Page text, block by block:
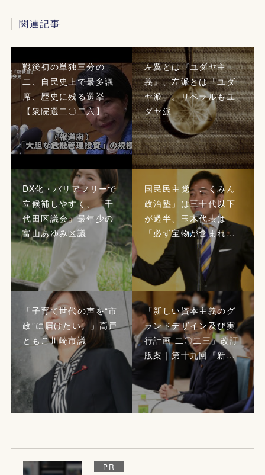
関連記事
戦後初の単独三分の
二、自民史上で最多議
席、歴史に残る選挙
【衆院選二〇二六】
左翼とは『ユダヤ主
義』、左派とは「ユダ
ヤ派」。リベラルもユ
ダヤ派
DX化・バリアフリーで
立候補しやすく、「千
代田区議会」最年少の
富山あゆみ区議
国民民主党「こくみん
政治塾」は三十代以下
が過半、玉木代表は
「必ず宝物が含まれ…
「子育て世代の声を“市
政”に届けたい。」高戸
ともこ川崎市議
「新しい資本主義のグ
ランドデザイン及び実
行計画 二〇二三」改訂
版案｜第十九回『新…
PR